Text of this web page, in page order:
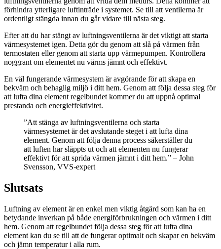
förhindra ytterligare luftinträde i systemet. Se till att ventilerna är
ordentligt stängda innan du går vidare till nästa steg.
Efter att du har stängt av luftningsventilerna är det viktigt att starta
värmesystemet igen. Detta gör du genom att slå på värmen från
termostaten eller genom att starta upp värmepumpen. Kontrollera
noggrant om elementet nu värms jämnt och effektivt.
En väl fungerande värmesystem är avgörande för att skapa en
bekväm och behaglig miljö i ditt hem. Genom att följa dessa steg för
att lufta dina element regelbundet kommer du att uppnå optimal
prestanda och energieffektivitet.
”Att stänga av luftningsventilerna och starta
värmesystemet är det avslutande steget i att lufta dina
element. Genom att följa denna process säkerställer du
att luften har släppts ut och att elementen nu fungerar
effektivt för att sprida värmen jämnt i ditt hem.” – John
Svensson, VVS-expert
Slutsats
Luftning av element är en enkel men viktig åtgärd som kan ha en
betydande inverkan på både energiförbrukningen och värmen i ditt
hem. Genom att regelbundet följa dessa steg för att lufta dina
element kan du se till att de fungerar optimalt och skapar en bekväm
och jämn temperatur i alla rum.